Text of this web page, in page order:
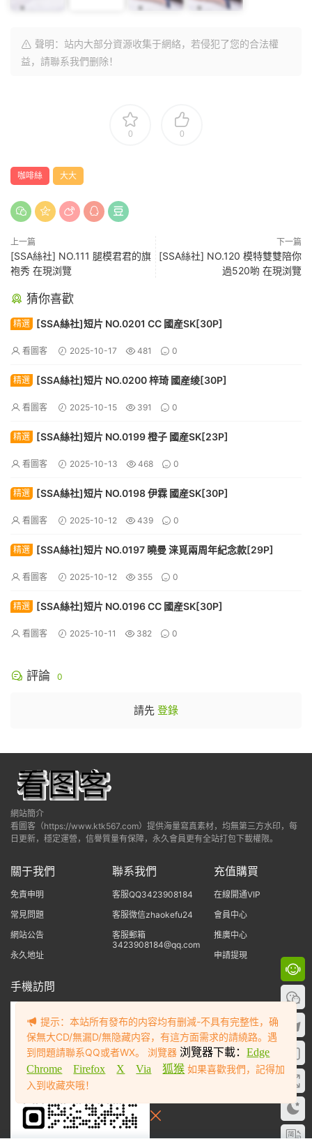
聲明：站内大部分資源收集于網絡，若侵犯了您的合法權
益，請聯系我們删除！
0 0
咖啡絲 大大
上一篇
[SSA絲社] NO.111 腿模君君的旗
袍秀 在現浏覽
下一篇
[SSA絲社] NO.120 模特雙雙陪你
過520喲 在現浏覽
猜你喜歡
精選 [SSA絲社]短片 NO.0201 CC 國産SK[30P]
看圖客 2025-10-17 481 0
精選 [SSA絲社]短片 NO.0200 梓琦 國産绫[30P]
看圖客 2025-10-15 391 0
精選 [SSA絲社]短片 NO.0199 橙子 國産SK[23P]
看圖客 2025-10-13 468 0
精選 [SSA絲社]短片 NO.0198 伊霖 國産SK[30P]
看圖客 2025-10-12 439 0
精選 [SSA絲社]短片 NO.0197 曉曼 涞覓兩周年紀念款[29P]
看圖客 2025-10-12 355 0
精選 [SSA絲社]短片 NO.0196 CC 國産SK[30P]
看圖客 2025-10-11 382 0
評論 0
請先 登錄
網站簡介
看圖客（https://www.ktk567.com）提供海量寫真素材，均無第三方水印，每
日更新，穩定運營，信譽質量有保障，永久會員更有全站打包下載權限。
關于我們
免責申明
常見問題
網站公告
永久地址
聯系我們
客服QQ3423908184
客服微信zhaokefu24
客服郵箱
3423908184@qq.com
充值購買
在線開通VIP
會員中心
推廣中心
申請提現
手機訪問
提示：本站所有發布的内容均有删減-不具有完整性，确
保無大CD/無漏D/無隐藏内容，有這方面需求的請繞路。遇
到問題請聯系QQ或者WX。 浏覽器 浏覽器下載：Edge
Chrome
Firefox X Via 狐猴 如果喜歡我們，記得加
入到收藏夾哦！